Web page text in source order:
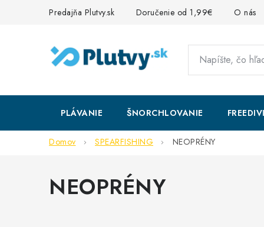
Predajňa Plutvy.sk Doručenie od 1,99€ O nás
PLÁVANIE ŠNORCHLOVANIE
Domov SPEARFISHING NEOPRÉNY
NEOPRÉNY